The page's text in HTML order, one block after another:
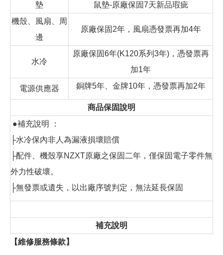
墊
鼠墊-原廠保固7天新品瑕疵
機殼、風扇、周
邊
原廠保固2年，風扇憑發票再加4年
水冷
原廠保固6年(K120系列3年)，憑發票再
加1年
電源供應器 銅牌5年、金牌10年，憑發票再加2年
商品保固說明
●補充說明 ：
├水冷保內非人為漏液損壞賠償
├配件、機殼享NZXT原廠之保固二年，僅保固電子零件無
外力性破壞。
├無發票或遺失，以出廠序號判定，無法延長保固
補充說明
【維修服務條款】